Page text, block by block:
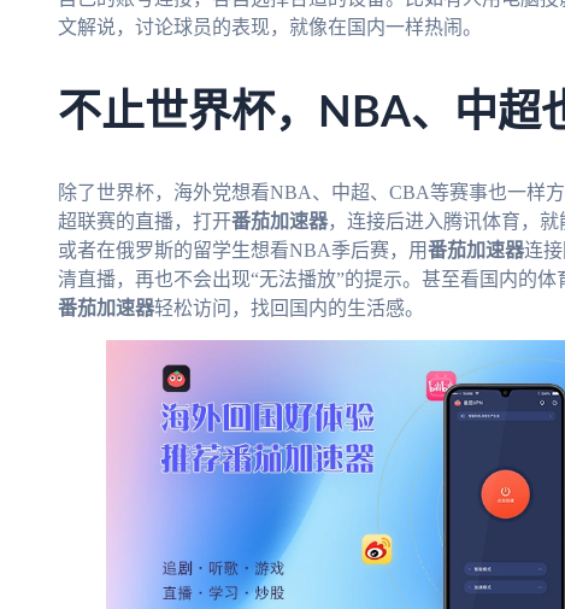
文解说，讨论球员的表现，就像在国内一样热闹。
不止世界杯，NBA、中超
除了世界杯，海外党想看NBA、中超、CBA等赛事也一样
超联赛的直播，打开番茄加速器，连接后进入腾讯体育，就
或者在俄罗斯的留学生想看NBA季后赛，用番茄加速器连
清直播，再也不会出现“无法播放”的提示。甚至看国内的
番茄加速器轻松访问，找回国内的生活感。